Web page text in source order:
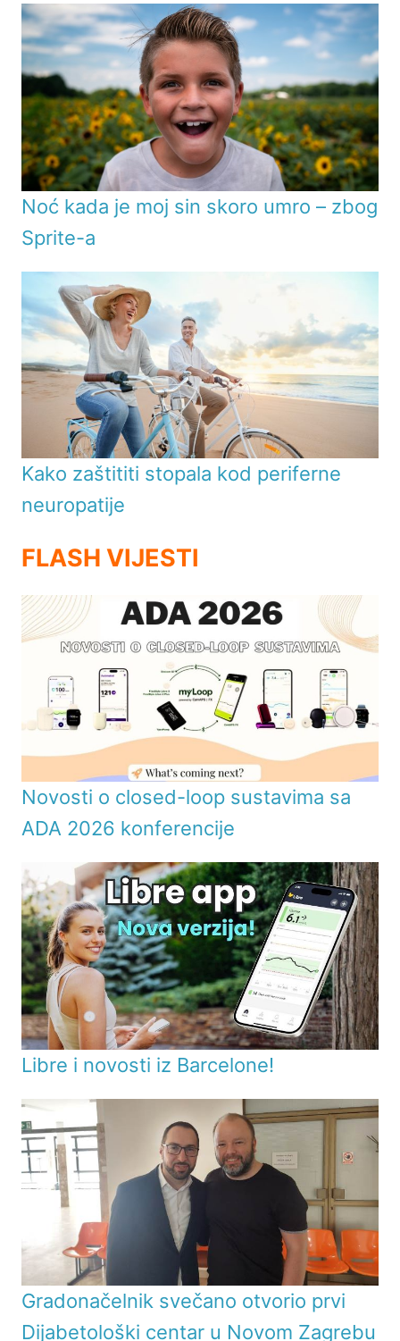
Noć kada je moj sin skoro umro – zbog
Sprite-a
Kako zaštititi stopala kod periferne
neuropatije
FLASH VIJESTI
Novosti o closed-loop sustavima sa
ADA 2026 konferencije
Libre i novosti iz Barcelone!
Gradonačelnik svečano otvorio prvi
Dijabetološki centar u Novom Zagrebu